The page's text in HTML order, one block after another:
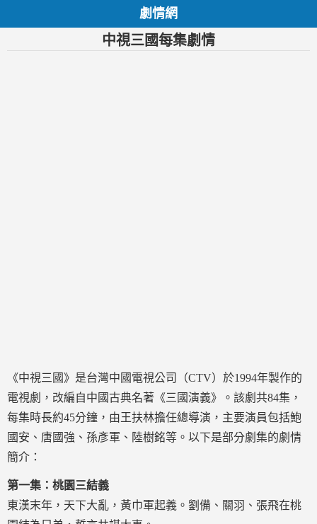
劇情網
中視三國每集劇情
《中視三國》是台灣中國電視公司（CTV）於1994年製作的
電視劇，改編自中國古典名著《三國演義》。該劇共84集，
每集時長約45分鐘，由王扶林擔任總導演，主要演員包括鮑
國安、唐國強、孫彥軍、陸樹銘等。以下是部分劇集的劇情
簡介：
第一集：桃園三結義
東漢末年，天下大亂，黃巾軍起義。劉備、關羽、張飛在桃